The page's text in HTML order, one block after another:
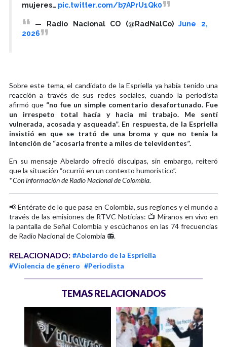
mujeres… pic.twitter.com/b7APrU1Qk0
— Radio Nacional CO (@RadNalCo)June 2,
2026
Sobre este tema, el candidato de la Espriella ya había tenido una
reacción a través de sus redes sociales, cuando la periodista
afirmó que “no fue un simple comentario desafortunado. Fue
un irrespeto total hacía y hacia mi trabajo. Me sentí
vulnerada, acosada y asqueada”. En respuesta, de la Espriella
insistió en que se trató de una broma y que no tenía la
intención de “acosarla frente a miles de televidentes”.
En su mensaje Abelardo ofreció disculpas, sin embargo, reiteró
que la situación “ocurrió en un contexto humorístico”.
*Con información de Radio Nacional de Colombia.
📢 Entérate de lo que pasa en Colombia, sus regiones y el mundo a
través de las emisiones de RTVC Noticias: 📺 Míranos en vivo en
la pantalla de Señal Colombia y escúchanos en las 74 frecuencias
de Radio Nacional de Colombia 📻.
RELACIONADO: #Abelardo de la Espriella
#Violencia de género #Periodista
TEMAS RELACIONADOS